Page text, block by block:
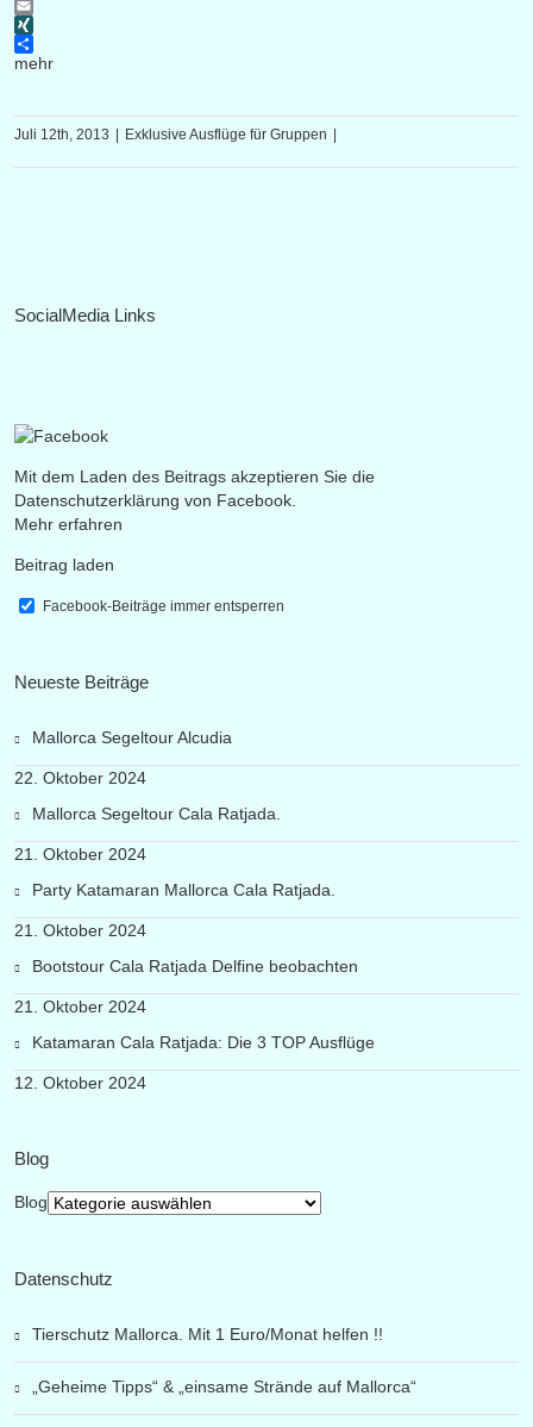
Pinterest
Email
XING
mehr
Juli 12th, 2013 | Exklusive Ausflüge für Gruppen |
SocialMedia Links
Mit dem Laden des Beitrags akzeptieren Sie die
Datenschutzerklärung von Facebook.
Mehr erfahren
Beitrag laden
Facebook-Beiträge immer entsperren
Neueste Beiträge
Mallorca Segeltour Alcudia
22. Oktober 2024
Mallorca Segeltour Cala Ratjada.
21. Oktober 2024
Party Katamaran Mallorca Cala Ratjada.
21. Oktober 2024
Bootstour Cala Ratjada Delfine beobachten
21. Oktober 2024
Katamaran Cala Ratjada: Die 3 TOP Ausflüge
12. Oktober 2024
Blog
Blog
Datenschutz
Tierschutz Mallorca. Mit 1 Euro/Monat helfen !!
„Geheime Tipps“ & „einsame Strände auf Mallorca“